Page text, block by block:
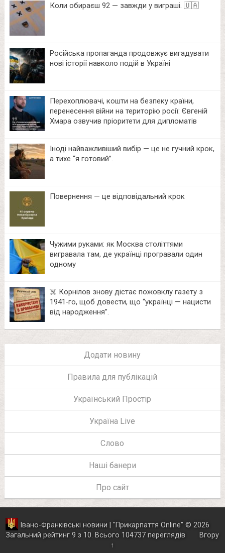
Коли обираєш 92 — завжди у виграші. 🇺🇦
Російська пропаганда продовжує вигадувати
нові історії навколо подій в Україні
Перехоплювачі, кошти на безпеку країни,
перенесення війни на територію росії: Євгеній
Хмара озвучив пріоритети для дипломатів
Іноді найважливіший вибір — це не гучний крок,
а тихе “я готовий”.
Повернення — це відповідальний крок
Чужими руками: як Москва століттями
вигравала там, де українці програвали один
одному
☠️ Корнілов знову дістає пожовклу газету з
1941‑го, щоб довести, що “українці — нацисти
від народження”.
Додати новину
Правила для публікацій
Український Простір
Україна Live
Слово
Наші банери
Про сайт
Івано-Франківські новини | "Прикарпаття Online" © 2026
Загальний рейтинг 9 з 10. Всього 104737переглядів
Вгору
↑